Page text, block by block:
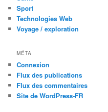
Sport
Technologies Web
Voyage / exploration
MÉTA
Connexion
Flux des publications
Flux des commentaires
Site de WordPress-FR